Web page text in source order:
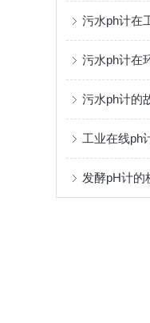
污水ph计在
污水ph计在
污水ph计的